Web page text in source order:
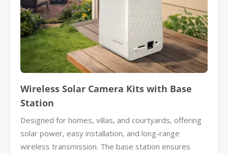
Wireless Solar Camera Kits with Base
Station
Designed for homes, villas, and courtyards, offering
solar power, easy installation, and long-range
wireless transmission. The base station ensures